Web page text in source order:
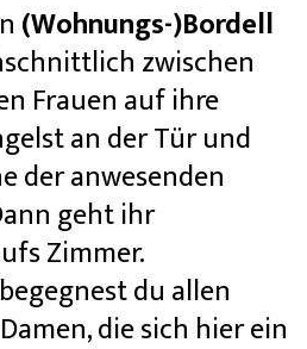
(Wohnungs-)Bordell
zwischen
Frauen auf ihre
an der Tür und
der anwesenden
geht ihr
Zimmer.
begegnest du allen
die sich hier ein